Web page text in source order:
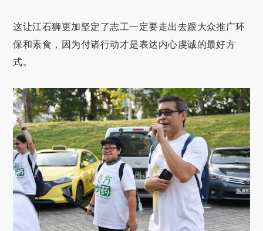
这让江石狮更加坚定了志工一定要走出去跟大众推广环
保和素食，因为付诸行动才是表达内心虔诚的最好方
式。